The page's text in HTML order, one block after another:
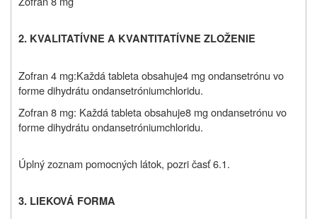
2. KVALITATÍVNE A KVANTITATÍVNE ZLOŽENIE
Zofran 4 mg:Každá tableta obsahuje4 mg ondansetrónu vo
formedihydrátu ondansetróniumchloridu.
Zofran 8 mg: Každá tableta obsahuje8 mg ondansetrónu vo
formedihydrátu ondansetróniumchloridu.
Úplný zoznam pomocných látok, pozri časť 6.1.
3. LIEKOVÁ FORMA